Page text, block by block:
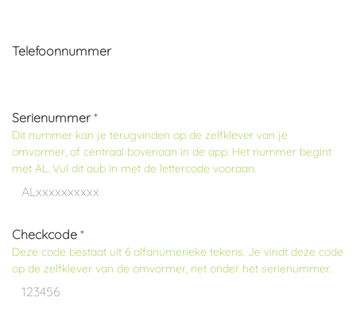
Telefoonnummer
Serienummer *
Dit nummer kan je terugvinden op de zelfklever van je
omvormer, of centraal bovenaan in de app. Het nummer begint
met AL. Vul dit aub in met de lettercode vooraan.
Checkcode *
Deze code bestaat uit 6 alfanumerieke tekens. Je vindt deze code
op de zelfklever van de omvormer, net onder het serienummer.